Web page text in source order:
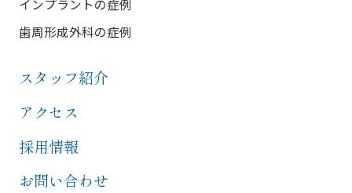
インプラントの症例
歯周形成外科の症例
スタッフ紹介
アクセス
採用情報
お問い合わせ